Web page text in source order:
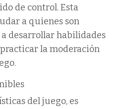
de control. Esta
a quienes son
desarrollar habilidades
la moderación
del juego, es